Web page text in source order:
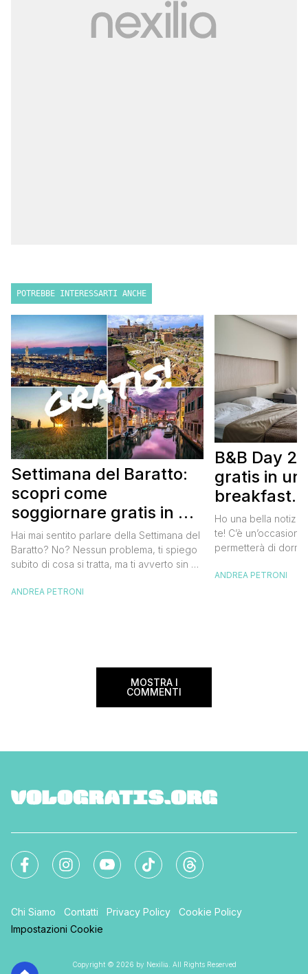
POTREBBE INTERESSARTI ANCHE
Settimana del Baratto:
scopri come
soggiornare gratis in un
bed and breakfast
Hai mai sentito parlare della Settimana del
Baratto? No? Nessun problema, ti spiego
subito di cosa si tratta, ma ti avverto sin da
tantissimo perché ti permetterà di
ANDREA PETRONI
B&B Day
gratis in un
breakfast.
gratis
Ho una bella
te! C’è
permetterà di
meravigliosi del
ANDREA PETRONI
MOSTRA I
COMMENTI
Chi Siamo Contatti Privacy Policy
Cookie Policy
Impostazioni Cookie
Copyright © 2026 by Nexilia. All Rights Reserved